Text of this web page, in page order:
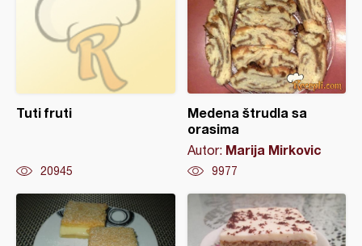
Tuti fruti
20945
Medena štrudla sa
orasima
Autor: Marija Mirkovic
9977